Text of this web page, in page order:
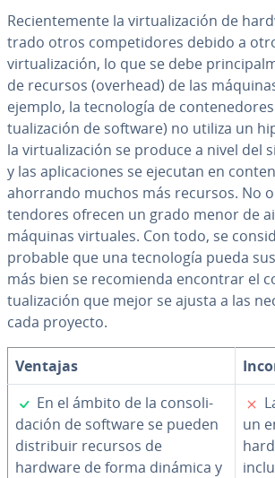
Re­cie­n­te­me­n­te la vi­r­tua­li­za­ción de
tra­do otros co­m­pe­ti­do­res debido a
vi­r­tua­li­za­ción, lo que se debe
de recursos (overhead) de las
ejemplo, la te­c­no­lo­gía de
tua­li­za­ción de software) no utiliza un
la vi­r­tua­li­za­ción se produce a nivel del
y las apli­ca­cio­nes se ejecutan en
ahorrando muchos más recursos. No
te­n­do­res ofrecen un grado menor de
máquinas virtuales. Con todo, se
probable que una te­c­no­lo­gía pueda
más bien se re­co­mie­n­da encontrar el
tua­li­za­ción que mejor se ajusta a las
cada proyecto.
Ventajas
✓
En el ámbito de la co­n­so­li­
da­ción de software se pueden
di­s­tri­buir recursos de
hardware de forma dinámica y
un